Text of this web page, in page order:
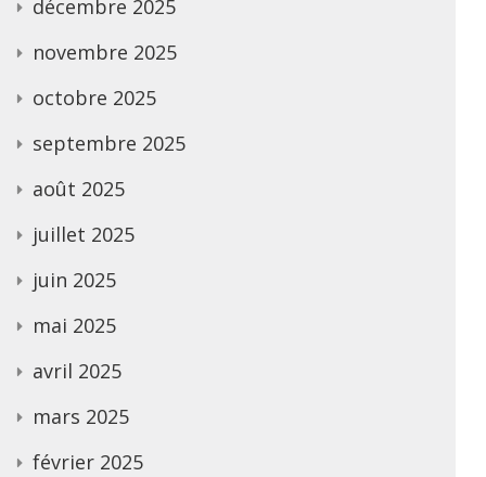
décembre 2025
novembre 2025
octobre 2025
septembre 2025
août 2025
juillet 2025
juin 2025
mai 2025
avril 2025
mars 2025
février 2025